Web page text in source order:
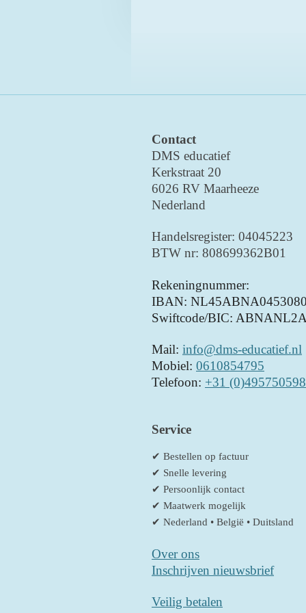
Contact
DMS educatief
Kerkstraat 20
6026 RV Maarheeze
Nederland
Handelsregister: 04045223
BTW nr: 808699362B01
Rekeningnummer:
IBAN:
Swiftcode/BIC:
Mail: info@dms-educatief.nl
Mobiel: 0610854795
Telefoon: +31 (0)495750598
Service
✔ Bestellen op factuur
✔ Snelle levering
✔ Persoonlijk contact
✔ Maatwerk mogelijk
✔ Nederland • België • Duitsland
Over ons
Inschrijven nieuwsbrief
Veilig betalen